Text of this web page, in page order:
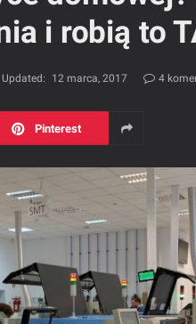
i robią to
Updated: 12 marca, 2017 4
Pinterest